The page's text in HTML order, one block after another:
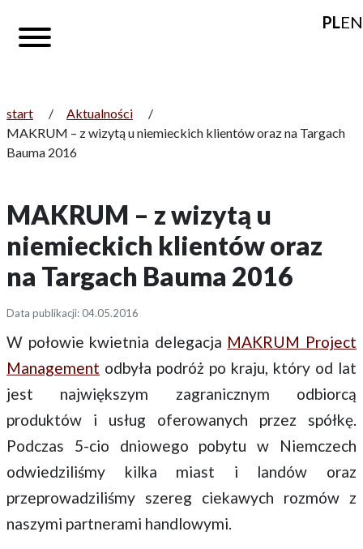
PLEN
start / Aktualności
/
MAKRUM – z wizytą u niemieckich klientów oraz na Targach
Bauma 2016
MAKRUM – z wizytą u
niemieckich klientów oraz
na Targach Bauma 2016
Data publikacji: 04.05.2016
W połowie kwietnia delegacja MAKRUM Project
Management odbyła podróż po kraju, który od lat
jest największym zagranicznym odbiorcą
produktów i usług oferowanych przez spółkę.
Podczas 5-cio dniowego pobytu w Niemczech
odwiedziliśmy kilka miast i landów oraz
przeprowadziliśmy szereg ciekawych rozmów z
naszymi partnerami handlowymi.